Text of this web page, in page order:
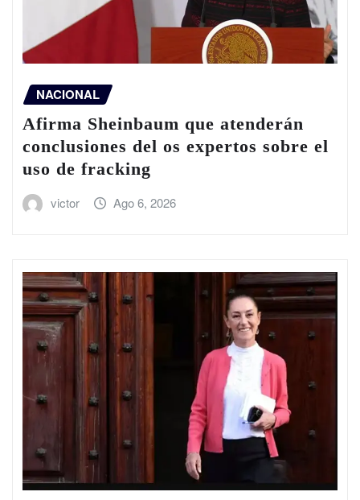
NACIONAL
Afirma Sheinbaum que atenderán
conclusiones del os expertos sobre el
uso de fracking
victor Ago 6, 2026